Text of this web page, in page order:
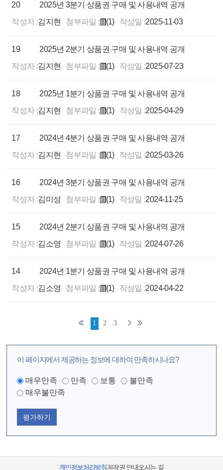
20
2025년 3분기 상품권 구매 및 사용내역 공개
작성자 :김지현 첨부파일 : (1) 작성일 :2025-11-03
19
2025년 2분기 상품권 구매 및 사용내역 공개
작성자 :김지현 첨부파일 : (1) 작성일 :2025-07-23
18
2025년 1분기 상품권 구매 및 사용내역 공개
작성자 :김지현 첨부파일 : (1) 작성일 :2025-04-29
17
2024년 4분기 상품권 구매 및 사용내역 공개
작성자 :김지현 첨부파일 : (1) 작성일 :2025-03-26
16
2024년 3분기 상품권 구매 및 사용내역 공개
작성자 :김미성 첨부파일 : (1) 작성일 :2024-11-25
15
2024년 2분기 상품권 구매 및 사용내역 공개
작성자 :김소영 첨부파일 : (1) 작성일 :2024-07-26
14
2024년 1분기 상품권 구매 및 사용내역 공개
작성자 :김소영 첨부파일 : (1) 작성일 :2024-04-22
1 2 3
이 페이지에서 제공하는 정보에 대하여 만족하시나요?
매우만족 만족 보통
불만족
매우불만족
평가하기
개인정보처리방침저작권 안내오시는 길